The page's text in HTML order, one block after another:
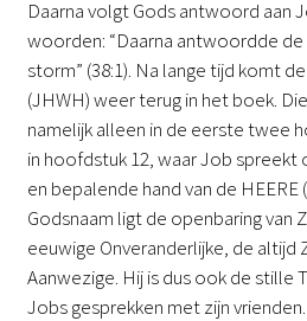
Daarna volgt Gods antwoord aan
woorden: “Daarna antwoordde de
storm” (38:1). Na lange tijd komt
(JHWH) weer terug in het boek.
namelijk alleen in de eerste twee
in hoofdstuk 12, waar Job spreekt
en bepalende hand van de HEERE
Godsnaam ligt de openbaring van
eeuwige Onveranderlijke, de altijd
Aanwezige. Hij is dus ook de stille
Jobs gesprekken met zijn